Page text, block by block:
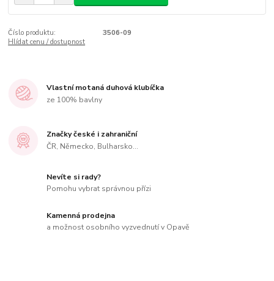
Číslo produktu:
3506-09
Hlídat cenu / dostupnost
Vlastní motaná duhová klubíčka
ze 100% bavlny
Značky české i zahraniční
ČR, Německo, Bulharsko...
Nevíte si rady?
Pomohu vybrat správnou přízi
Kamenná prodejna
a možnost osobního vyzvednutí v Opavě